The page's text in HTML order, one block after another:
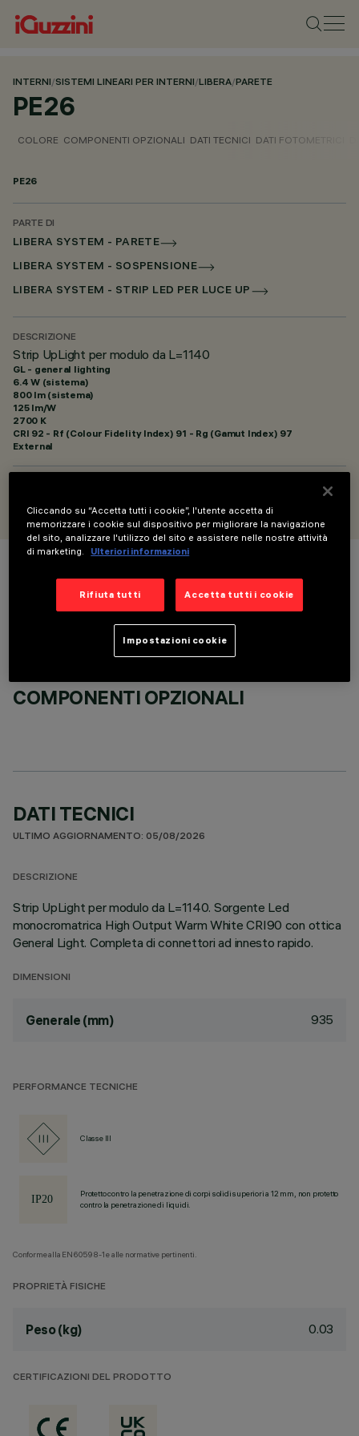
INTERNI/SISTEMI LINEARI PER INTERNI/LIBERA/PARETE
PE26
COLORE COMPONENTI OPZIONALI DATI TECNICI DATI FOTOMETRICI
PE26
PARTE DI
LIBERA SYSTEM - PARETE
LIBERA SYSTEM - SOSPENSIONE
LIBERA SYSTEM - STRIP LED PER LUCE UP
DESCRIZIONE
Strip UpLight per modulo da L=1140
GL - general lighting
6.4 W (sistema)
800 lm (sistema)
125 lm/W
2700 K
CRI 92 - Rf (Colour Fidelity Index) 91 - Rg (Gamut Index) 97
External
COLORE
COMPONENTI OPZIONALI
DATI TECNICI
ULTIMO AGGIORNAMENTO: 05/08/2026
DESCRIZIONE
Strip UpLight per modulo da L=1140. Sorgente Led
monocromatrica High Output Warm White CRI90 con ottica
General Light. Completa di connettori ad innesto rapido.
DIMENSIONI
Generale (mm) 935
PERFORMANCE TECNICHE
Classe III
Protetto contro la penetrazione di corpi solidi superiori a 12 mm, non protetto
contro la penetrazione di liquidi.
Conforme alla EN60598-1 e alle normative pertinenti.
PROPRIETÀ FISICHE
Peso (kg) 0.03
CERTIFICAZIONI DEL PRODOTTO
Cliccando su “Accetta tutti i cookie”, l'utente accetta di
memorizzare i cookie sul dispositivo per migliorare la navigazione
del sito, analizzare l'utilizzo del sito e assistere nelle nostre attività
di marketing.
Ulteriori informazioni
Rifiuta tutti Accetta tutti i cookie
Impostazioni cookie